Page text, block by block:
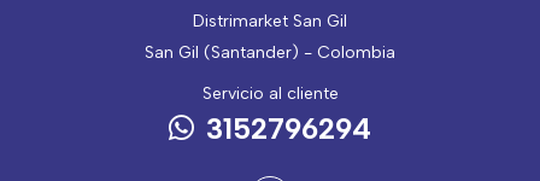
Distrimarket San Gil
San Gil (Santander) - Colombia
Servicio al cliente
3152796294